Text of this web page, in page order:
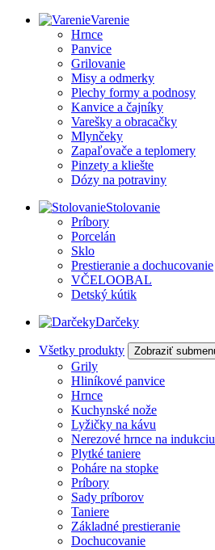
Varenie
Hrnce
Panvice
Grilovanie
Misy a odmerky
Plechy formy a podnosy
Kanvice a čajníky
Varešky a obracačky
Mlynčeky
Zapaľovače a teplomery
Pinzety a kliešte
Dózy na potraviny
Stolovanie
Príbory
Porcelán
Sklo
Prestieranie a dochucovanie
VČELOOBAL
Detský kútik
Darčeky
Všetky produkty Zobraziť
Grily
Hliníkové panvice
Hrnce
Kuchynské nože
Lyžičky na kávu
Nerezové hrnce na indukciu
Plytké taniere
Poháre na stopke
Príbory
Sady príborov
Taniere
Základné prestieranie
Dochucovanie